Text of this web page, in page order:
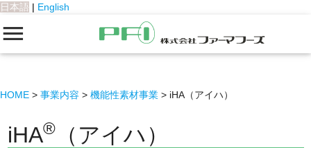
日本語 | English
HOME 事業内容 機能性素材事業 iHA（アイハ）
iHA®（アイハ）